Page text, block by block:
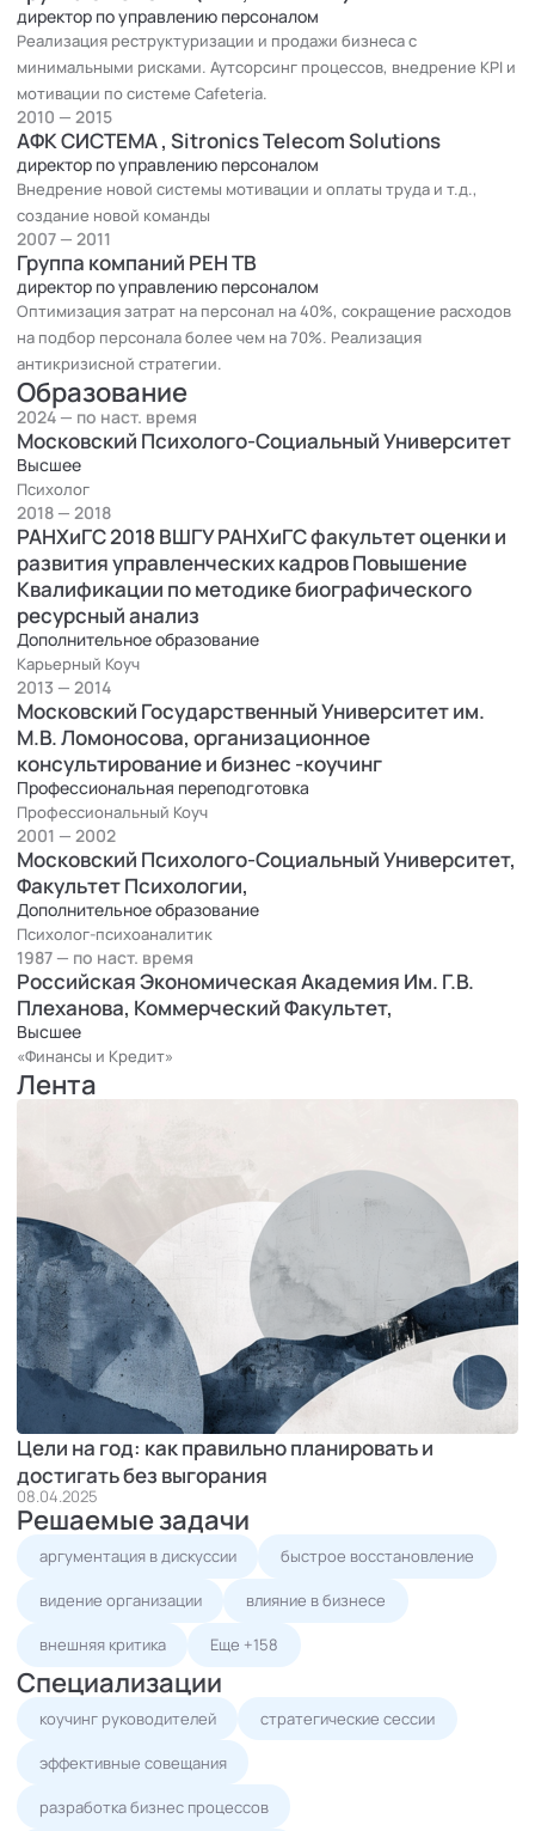
консультирование и коучинг, помогая клиентам формировать
стратегии личностного и профессионального роста и
достигать значимых результатов.
Мой опыт — это путь смелых решений, непрерывного
обучения и интеграции различных направлений: экономики,
психологии, коучинга и управления персоналом. В этом и
заключается моя главная сила и профессиональное
преимущество.
Являюсь активным сторонником изучения ИИ и новейших
технологий, и внедрения их в управленческие и
производственные процессы. Моя история — это история об
адаптивности, смелости и постоянном движении вперёд.
директор по управлению персоналом
Реализация реструктуризации и продажи бизнеса с
минимальными рисками. Аутсорсинг процессов, внедрение KPI и
мотивации по системе Cafeteria.
АФК СИСТЕМА , Sitronics Telecom Solutions
директор по управлению персоналом
Внедрение новой системы мотивации и оплаты труда и т.д.,
создание новой команды
2010 — 2015
Группа компаний РЕН ТВ
директор по управлению персоналом
Оптимизация затрат на персонал на 40%, сокращение расходов
на подбор персонала более чем на 70%. Реализация
антикризисной стратегии.
2007 — 2011
Образование
Российская Экономическая Академия Им. Г.В.
Плеханова, Коммерческий Факультет,
Высшее
«Финансы и Кредит»
1987 — по наст. время
Московский Государственный Университет им.
М.В. Ломоносова, организационное
консультирование и бизнес -коучинг
Профессиональная переподготовка
Профессиональный Коуч
2013 — 2014
Московский Психолого-Социальный Университет,
Факультет Психологии,
Дополнительное образование
Психолог-психоаналитик
2001 — 2002
Московский Психолого-Социальный Университет
Высшее
Психолог
2024 — по наст. время
РАНХиГС 2018 ВШГУ РАНХиГС факультет оценки и
развития управленческих кадров Повышение
Квалификации по методике биографического
ресурсный анализ
Дополнительное образование
Карьерный Коуч
2018 — 2018
Лента
Цели на год: как правильно планировать и
достигать без выгорания
08.04.2025
Решаемые задачи
аргументация в дискуссии быстрое восстановление
видение организации влияние в бизнесе
внешняя критика Еще +158
Специализации
коучинг руководителей стратегические сессии
эффективные совещания
разработка бизнес процессов